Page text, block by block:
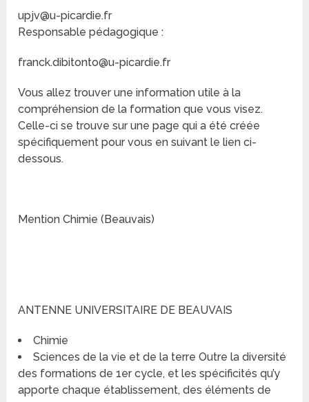
upjv@u-picardie.fr
Responsable pédagogique :
franck.dibitonto@u-picardie.fr
Vous allez trouver une information utile à la
compréhension de la formation que vous visez.
Celle-ci se trouve sur une page qui a été créée
spécifiquement pour vous en suivant le lien ci-
dessous.
Mention Chimie (Beauvais)
ANTENNE UNIVERSITAIRE DE BEAUVAIS
Chimie
Sciences de la vie et de la terre Outre la diversité
des formations de 1er cycle, et les spécificités qu’y
apporte chaque établissement, des éléments de